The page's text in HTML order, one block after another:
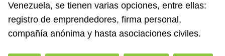
Venezuela, se tienen varias opciones, entre ellas:
registro de emprendedores, firma personal,
compañía anónima y hasta asociaciones civiles.